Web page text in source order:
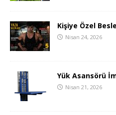
Kişiye Özel
Nisan 24, 2026
Yük Asansörü
Nisan 21, 2026